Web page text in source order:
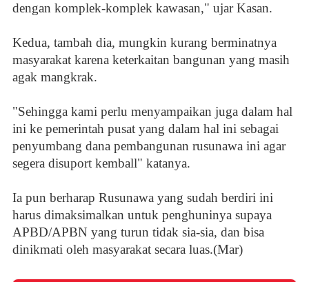
dengan komplek-komplek kawasan," ujar Kasan.
Kedua, tambah dia, mungkin kurang berminatnya
masyarakat karena keterkaitan bangunan yang masih
agak mangkrak.
"Sehingga kami perlu menyampaikan juga dalam hal
ini ke pemerintah pusat yang dalam hal ini sebagai
penyumbang dana pembangunan rusunawa ini agar
segera disuport kemball" katanya.
Ia pun berharap Rusunawa yang sudah berdiri ini
harus dimaksimalkan untuk penghuninya supaya
APBD/APBN yang turun tidak sia-sia, dan bisa
dinikmati oleh masyarakat secara luas.(Mar)